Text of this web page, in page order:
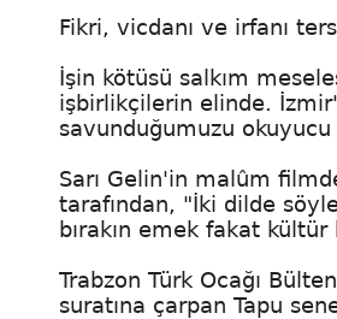
Fikri, vicdanı ve irfanı
İşin kötüsü salkım
işbirlikçilerin elinde.
savunduğumuzu okuyucu
Sarı Gelin'in malûm
tarafından, "İki dilde
bırakın emek fakat kültür
Trabzon Türk Ocağı
suratına çarpan Tapu